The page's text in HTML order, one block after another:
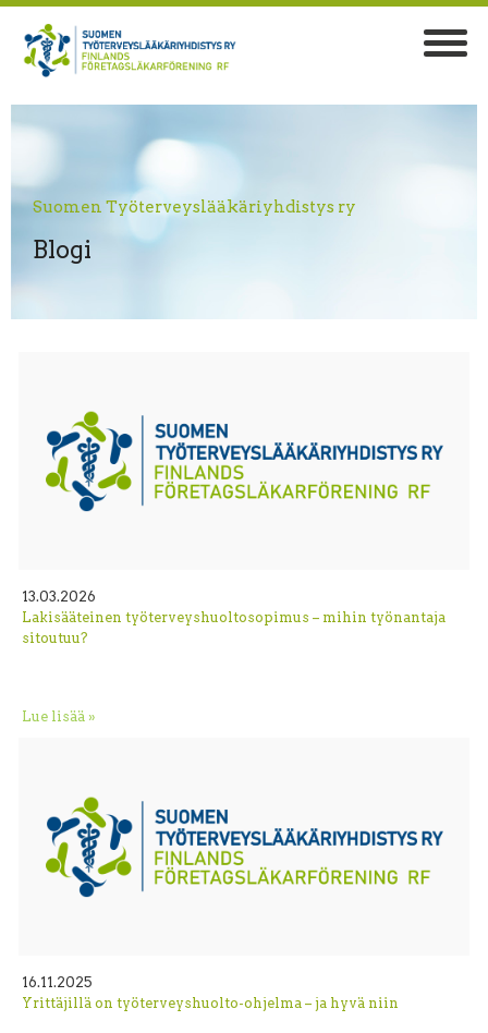
Suomen Työterveyslääkäriyhdistys ry
Blogi
13.03.2026
Lakisääteinen työterveyshuoltosopimus – mihin työnantaja
sitoutuu?
Lue lisää »
16.11.2025
Yrittäjillä on työterveyshuolto-ohjelma – ja hyvä niin